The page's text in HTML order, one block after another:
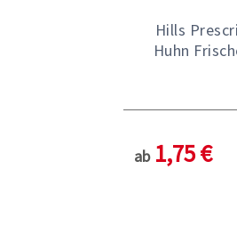
Hills
Huhn
ab 1,75 €